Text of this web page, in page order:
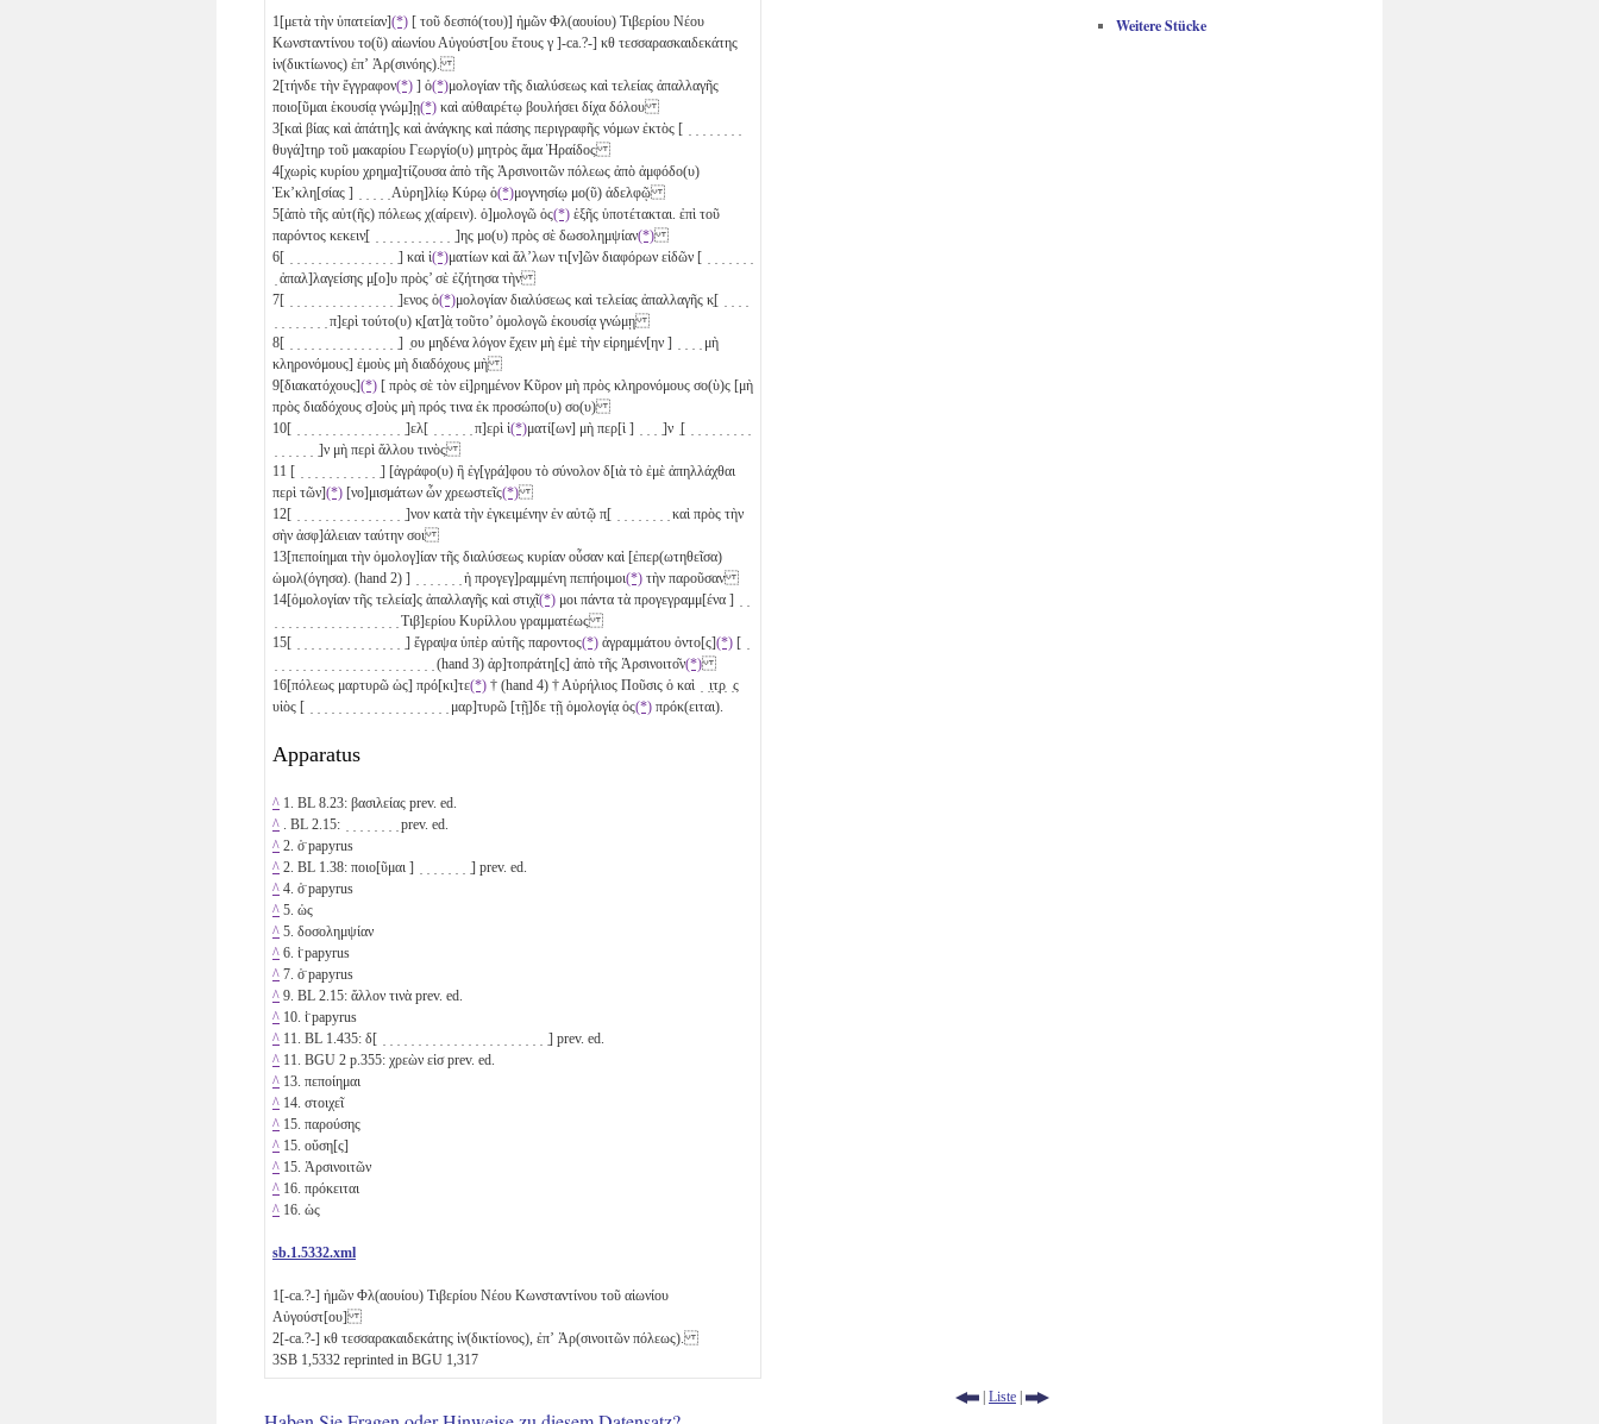
1 [μετὰ τὴν ὑπατείαν](*) [ τοῦ δεσπό(του)] ἡμῶν Φλ(αουίου) Τιβερίου Νέου
Κωνσταντίνου το(ῦ) αἰωνίου Αὐγούστ[ου ἔτους γ ]-ca.?-] κθ τεσσαρασκαιδεκάτης
ἰν(δικτίωνος) ἐπʼ Ἀρ(σινόης).
2[τήνδε τὴν ἔγγραφον(*) ] ὁ(*)μολογίαν τῆς διαλύσεως καὶ τελείας ἀπαλλαγῆς
ποιο[ῦμαι ἑκουσίᾳ γνώμ]ῃ(*) καὶ αὐθαιρέτῳ βουλήσει δίχα δόλου
3[καὶ βίας καὶ ἀπάτη]ς καὶ ἀνάγκης καὶ πάσης περιγραφῆς νόμων ἐκτὸς [ ̣ ̣ ̣ ̣ ̣ ̣ ̣ ̣
θυγά]τηρ τοῦ μακαρίου Γεωργίο(υ) μητρὸς ἄμα Ἡραίδος
4[χωρὶς κυρίου χρημα]τίζουσα ἀπὸ τῆς Ἀρσινοιτῶν πόλεως ἀπὸ ἀμφόδο(υ)
Ἐκ’κλη[σίας ] ̣ ̣ ̣ ̣ ̣ Αὐρη]λίῳ Κύρῳ ὁ(*)μογνησίῳ μο(ῦ) ἀδελφῷ
5[ἀπὸ τῆς αὐτ(ῆς) πόλεως χ(αίρειν). ὁ]μολογῶ ὁς(*) ἑξῆς ὑποτέτακται. ἐπὶ τοῦ
παρόντος κεκειν̣[ ̣ ̣ ̣ ̣ ̣ ̣ ̣ ̣ ̣ ̣ ̣ ̣]ης μο(υ) πρὸς σὲ δωσολημψίαν(*)
6[ ̣ ̣ ̣ ̣ ̣ ̣ ̣ ̣ ̣ ̣ ̣ ̣ ̣ ̣ ̣ ̣] καὶ ἱ(*)ματίων καὶ ἄλ’λων τι[ν]ῶν διαφόρων εἰδῶν [ ̣ ̣ ̣ ̣ ̣ ̣ ̣
̣ ἀπαλ]λαγείσης μ̣[ο]υ πρὸς’ σὲ ἐζήτησα τὴν
7[ ̣ ̣ ̣ ̣ ̣ ̣ ̣ ̣ ̣ ̣ ̣ ̣ ̣ ̣ ̣ ̣]ενος ὁ(*)μολογίαν διαλύσεως καὶ τελείας ἀπαλλαγῆς κ̣[ ̣ ̣ ̣ ̣
̣ ̣ ̣ ̣ ̣ ̣ ̣ ̣ π]ε̣ρὶ τούτο(υ) κ̣[ατ]ὰ̣ τοῦτο’ ὁμολογῶ ἑκουσίᾳ γνώμῃ
8[ ̣ ̣ ̣ ̣ ̣ ̣ ̣ ̣ ̣ ̣ ̣ ̣ ̣ ̣ ̣ ̣] ̣ου μηδένα λόγον ἔχειν μὴ ἐμὲ τὴν εἰρημέν[ην ] ̣ ̣ ̣ ̣ μὴ
κληρονόμους] ἐμοὺς μὴ διαδόχους μὴ
9[διακατόχους](*) [ πρὸς σὲ τὸν εἰ]ρημένον Κῦρον μὴ πρὸς κληρονόμους σο(ὺ)ς [μὴ
πρὸς διαδόχους σ]οὺς μὴ πρός τινα ἐκ προσώπο(υ) σο(υ)
10[ ̣ ̣ ̣ ̣ ̣ ̣ ̣ ̣ ̣ ̣ ̣ ̣ ̣ ̣ ̣ ̣]ελ[ ̣ ̣ ̣ ̣ ̣ ̣ π]ερὶ ἱ(*)ματί[ων] μὴ περ[ὶ ] ̣ ̣ ̣ ̣]ν ̣[ ̣ ̣ ̣ ̣ ̣ ̣ ̣ ̣ ̣
̣ ̣ ̣ ̣ ̣ ̣ ̣]ν μὴ περὶ ἄλλου τινὸς
11 [ ̣ ̣ ̣ ̣ ̣ ̣ ̣ ̣ ̣ ̣ ̣ ̣] [ἀγράφο(υ) ἢ ἐγ[γρά]φου τὸ σύνολον δ[ιὰ τὸ ἐμὲ ἀπηλλάχθαι
περὶ τῶν](*) [νο]μισμάτων ὧν χρεωστεῖς(*)
12[ ̣ ̣ ̣ ̣ ̣ ̣ ̣ ̣ ̣ ̣ ̣ ̣ ̣ ̣ ̣ ̣]νον κατὰ τὴν ἐγκειμένην ἐν αὐτῷ π̣[ ̣ ̣ ̣ ̣ ̣ ̣ ̣ ̣ καὶ πρὸς τὴν
σὴν ἀσφ]άλειαν ταύτην σοι
13[πεποίημαι τὴν ὁμολογ]ίαν τῆς διαλύσεως κυρίαν οὖσαν καὶ [ἐπερ(ωτηθεῖσα)
ὡμολ(όγησα). (hand 2) ] ̣ ̣ ̣ ̣ ̣ ̣ ̣ ἡ προγεγ]ραμμένη πεπήοιμοι(*) τὴν παροῦσαν
14[ὁμολογίαν τῆς τελεία]ς ἀπαλλαγῆς καὶ στιχῖ(*) μοι πάντα τὰ προγεγραμμ[ένα ] ̣ ̣
̣ ̣ ̣ ̣ ̣ ̣ ̣ ̣ ̣ ̣ ̣ ̣ ̣ ̣ ̣ ̣ ̣ ̣ Τιβ]ερίου Κυρίλλου γραμματέως
15[ ̣ ̣ ̣ ̣ ̣ ̣ ̣ ̣ ̣ ̣ ̣ ̣ ̣ ̣ ̣ ̣] ἔγραψα ὑπὲρ αὐτῆς παροντος(*) ἀγραμμάτου ὀντο[ς](*) [ ̣
̣ ̣ ̣ ̣ ̣ ̣ ̣ ̣ ̣ ̣ ̣ ̣ ̣ ̣ ̣ ̣ ̣ ̣ ̣ ̣ ̣ ̣ ̣ (hand 3) ἀρ]τοπράτη[ς] ἀπὸ τῆς Ἀρσινοιτο͂ν(*)
16[πόλεως μαρτυρῶ ὡς] πρό[κι]τε(*) † (hand 4) † Αὐρήλιος Ποῦσις ὁ καὶ ̣ ̣ι̣τ̣ρ̣ ̣ς
υἱὸς [ ̣ ̣ ̣ ̣ ̣ ̣ ̣ ̣ ̣ ̣ ̣ ̣ ̣ ̣ ̣ ̣ ̣ ̣ ̣ ̣ μαρ]τυρῶ [τῇ]δε τῇ ὁμολογίᾳ ὁς(*) πρόκ(ειται).
Apparatus
^ 1. BL 8.23: βασιλείας prev. ed.
^ . BL 2.15: ̣ ̣ ̣ ̣ ̣ ̣ ̣ ̣ prev. ed.
^ 2. ὁ̈ papyrus
^ 2. BL 1.38: ποιο[ῦμαι ] ̣ ̣ ̣ ̣ ̣ ̣ ̣ ̣] prev. ed.
^ 4. ὁ̈ papyrus
^ 5. ὡς
^ 5. δοσολημψίαν
^ 6. ἱ̈ papyrus
^ 7. ὁ̈ papyrus
^ 9. BL 2.15: ἄλλον τινὰ prev. ed.
^ 10. ἱ̈ papyrus
^ 11. BL 1.435: δ[ ̣ ̣ ̣ ̣ ̣ ̣ ̣ ̣ ̣ ̣ ̣ ̣ ̣ ̣ ̣ ̣ ̣ ̣ ̣ ̣ ̣ ̣ ̣ ̣] prev. ed.
^ 11. BGU 2 p.355: χρεὼν εἰσ prev. ed.
^ 13. πεποίημαι
^ 14. στοιχεῖ
^ 15. παρούσης
^ 15. οὔση[ς]
^ 15. Ἀρσινοιτῶν
^ 16. πρόκειται
^ 16. ὡς
sb.1.5332.xml
1 [-ca.?-] ἡμῶν Φλ(αουίου) Τιβερίου Νέου Κωνσταντίνου τοῦ αἰωνίου
Αὐγούστ[ου]
2[-ca.?-] κθ τεσσαρακαιδεκάτης ἰν(δικτίονος), ἐπʼ Ἀρ(σινοιτῶν πόλεως).
3SB 1,5332 reprinted in BGU 1,317
| Liste |
Weitere Stücke